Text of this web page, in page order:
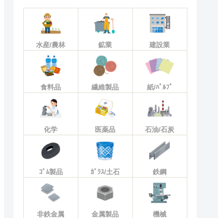
水産/農林 鉱業 建設業
食料品 繊維製品 紙/ﾊﾟﾙﾌﾟ
化学 医薬品 石油/石炭
ｺﾞﾑ製品 ｶﾞﾗｽ/土石 鉄鋼
非鉄金属 金属製品 機械